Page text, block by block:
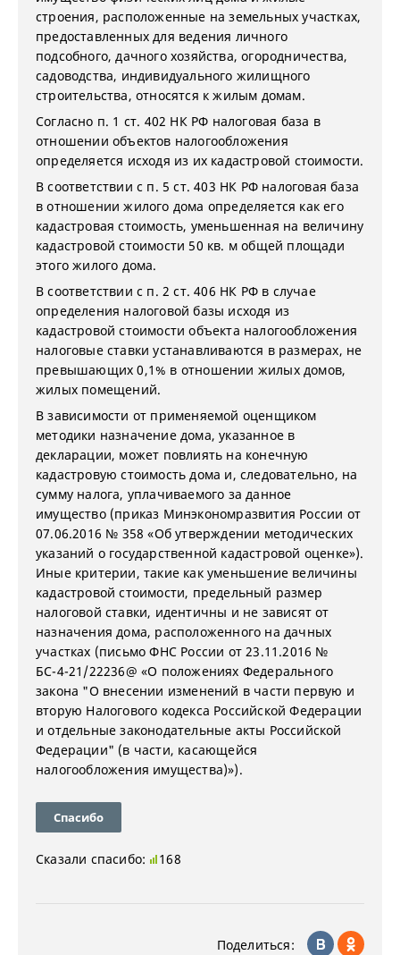
строения, расположенные на земельных участках,
предоставленных для ведения личного
подсобного, дачного хозяйства, огородничества,
садоводства, индивидуального жилищного
строительства, относятся к жилым домам.
Согласно п. 1 ст. 402 НК РФ налоговая база в
отношении объектов налогообложения
определяется исходя из их кадастровой стоимости.
В соответствии с п. 5 ст. 403 НК РФ налоговая база
в отношении жилого дома определяется как его
кадастровая стоимость, уменьшенная на величину
кадастровой стоимости 50 кв. м общей площади
этого жилого дома.
В соответствии с п. 2 ст. 406 НК РФ в случае
определения налоговой базы исходя из
кадастровой стоимости объекта налогообложения
налоговые ставки устанавливаются в размерах, не
превышающих 0,1% в отношении жилых домов,
жилых помещений.
В зависимости от применяемой оценщиком
методики назначение дома, указанное в
декларации, может повлиять на конечную
кадастровую стоимость дома и, следовательно, на
сумму налога, уплачиваемого за данное
имущество (приказ Минэкономразвития России от
07.06.2016 № 358 «Об утверждении методических
указаний о государственной кадастровой оценке»).
Иные критерии, такие как уменьшение величины
кадастровой стоимости, предельный размер
налоговой ставки, идентичны и не зависят от
назначения дома, расположенного на дачных
участках (письмо ФНС России от 23.11.2016 №
БС-4-21/22236@ «О положениях Федерального
закона "О внесении изменений в части первую и
вторую Налогового кодекса Российской Федерации
и отдельные законодательные акты Российской
Федерации" (в части, касающейся
налогообложения имущества)»).
Спасибо
Сказали спасибо: 168
Поделиться: